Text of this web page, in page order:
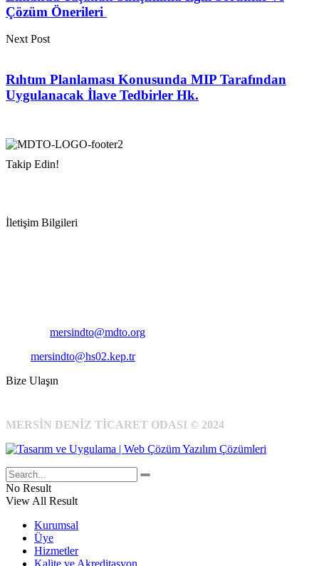
Çözüm Önerileri
Next Post
Rıhtım Planlaması Konusunda MIP Tarafından
Uygulanacak İlave Tedbirler Hk.
Takip Edin!
İletişim Bilgileri
mersindto@mdto.org
mersindto@hs02.kep.tr
Bize Ulaşın
MERSİN DENİZ TİCARET ODASI © 2024
No Result
View All Result
Kurumsal
Üye
Hizmetler
Kalite ve Akreditasyon